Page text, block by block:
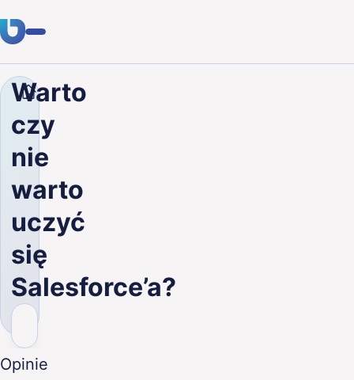
Usługi
Klienci
Branże
Kariera
Blog
Firma
Warto
czy
nie
warto
uczyć
się
Salesforce’a?
Opinie